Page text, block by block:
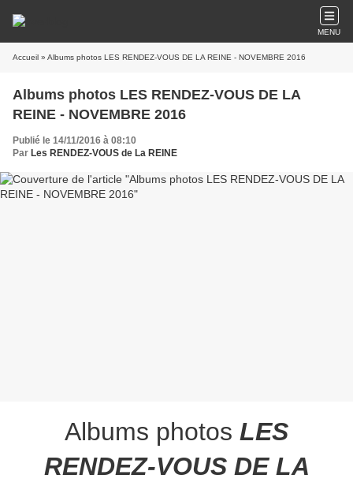
MENU
Accueil » Albums photos LES RENDEZ-VOUS DE LA REINE - NOVEMBRE 2016
Albums photos LES RENDEZ-VOUS DE LA
REINE - NOVEMBRE 2016
Publié le 14/11/2016 à 08:10
Par Les RENDEZ-VOUS de La REINE
Albums photos LES
RENDEZ-VOUS DE LA